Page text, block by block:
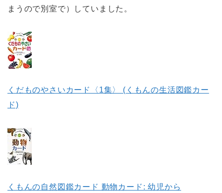
まうので別室で）していました。
くだものやさいカード〈1集〉 (くもんの生活図鑑カー
ド)
くもんの自然図鑑カード 動物カード: 幼児から